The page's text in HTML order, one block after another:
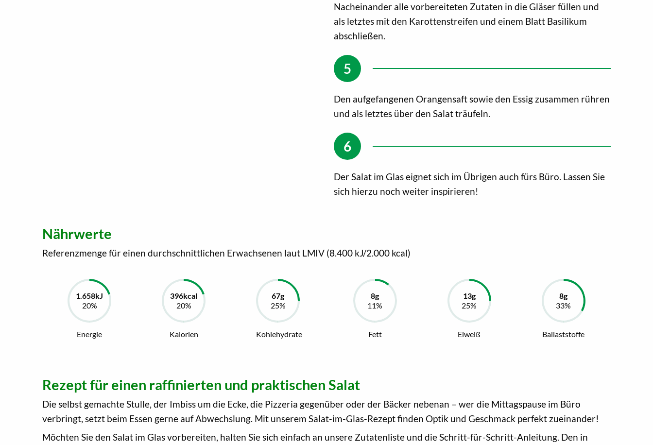
Nacheinander alle vorbereiteten Zutaten in die Gläser füllen und
als letztes mit den Karottenstreifen und einem Blatt Basilikum
abschließen.
Den aufgefangenen Orangensaft sowie den Essig zusammen rühren
und als letztes über den Salat träufeln.
Der Salat im Glas eignet sich im Übrigen auch fürs Büro. Lassen Sie
sich hierzu noch weiter inspirieren!
Nährwerte
Referenzmenge für einen durchschnittlichen Erwachsenen laut LMIV (8.400 kJ/2.000 kcal)
Energie Kalorien Kohlehydrate Fett Eiweiß Ballaststoffe
Rezept für einen raffinierten und praktischen Salat
Die selbst gemachte Stulle, der Imbiss um die Ecke, die Pizzeria gegenüber oder der Bäcker nebenan – wer die Mittagspause im Büro
verbringt, setzt beim Essen gerne auf Abwechslung. Mit unserem Salat-im-Glas-Rezept finden Optik und Geschmack perfekt zueinander!
Möchten Sie den Salat im Glas vorbereiten, halten Sie sich einfach an unsere Zutatenliste und die Schritt-für-Schritt-Anleitung. Den in